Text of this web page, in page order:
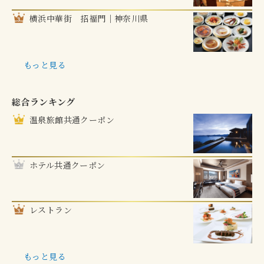
横浜中華街 招福門｜神奈川県
もっと見る
総合ランキング
温泉旅館共通クーポン
ホテル共通クーポン
レストラン
もっと見る